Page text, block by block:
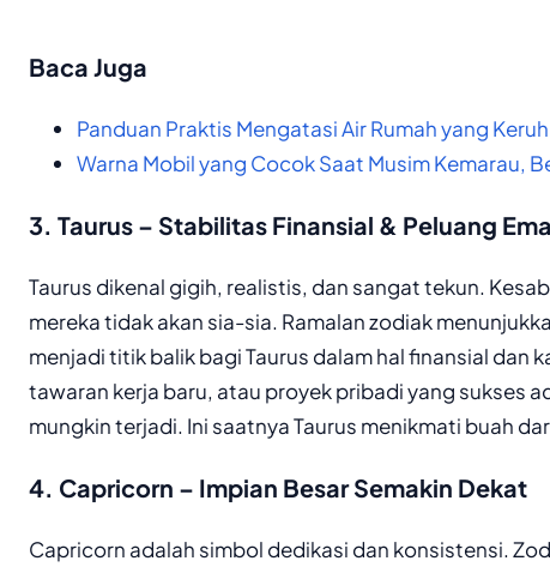
Baca Juga
Panduan Praktis Mengatasi Air Rumah yang
Warna Mobil yang Cocok Saat Musim Kemarau,
3. Taurus – Stabilitas Finansial & Peluang
Taurus dikenal gigih, realistis, dan sangat tekun.
mereka tidak akan sia-sia. Ramalan zodiak
menjadi titik balik bagi Taurus dalam hal finansial dan
tawaran kerja baru, atau proyek pribadi yang sukses
mungkin terjadi. Ini saatnya Taurus menikmati buah
4. Capricorn – Impian Besar Semakin Dekat
Capricorn adalah simbol dedikasi dan konsistensi.